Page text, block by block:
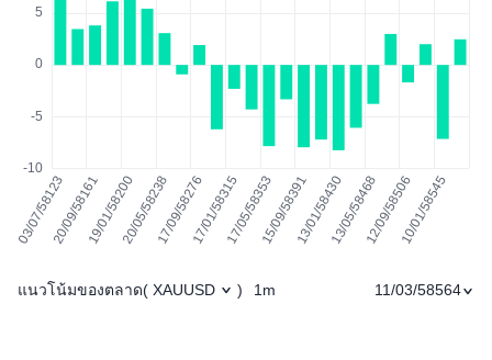
แนวโน้มของตลาด( XAUUSD ) 1m 11/03/58564